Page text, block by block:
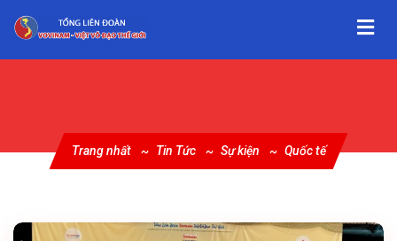
Trang nhất Tin Tức Sự kiện Quốc tế